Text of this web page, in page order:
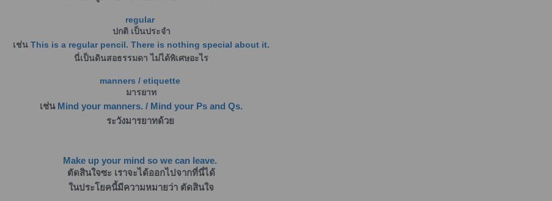
regular
ปกติ เป็นประจำ
เช่น This is a regular pencil. There is nothing special about it.
นี่เป็นดินสอธรรมดา ไม่ได้พิเศษอะไร
manners / etiquette
มารยาท
เช่น Mind your manners. / Mind your Ps and Qs.
ระวังมารยาทด้วย
Make up your mind so we can leave.
ตัดสินใจซะ เราจะได้ออกไปจากที่นี่ได้
ในประโยคนี้มีความหมายว่า ตัดสินใจ